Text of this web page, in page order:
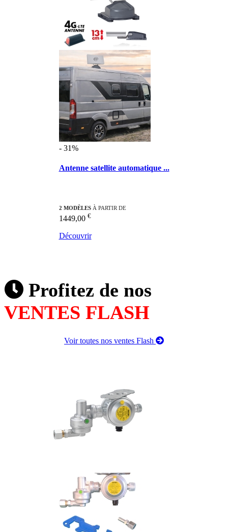
- 31%
Antenne satellite automatique ...
2 MODÈLESÀ PARTIR DE
1449,00 €
Découvrir
Profitez de nos
VENTES FLASH
Voir toutes nos ventes Flash